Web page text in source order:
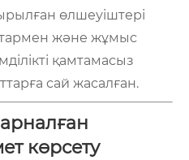
өлшеуіштері
және жұмыс
қамтамасыз
сай жасалған.
көрсету